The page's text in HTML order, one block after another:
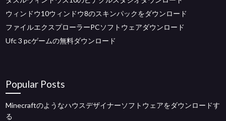
ウィンドウ10ウィンドウ8のスキンパックをダウンロード
ファイルエクスプローラーPCソフトウェアダウンロード
Ufc 3 pcゲームの無料ダウンロード
Popular Posts
Minecraftのようなハウスデザイナーソフトウェアをダウンロードす
る